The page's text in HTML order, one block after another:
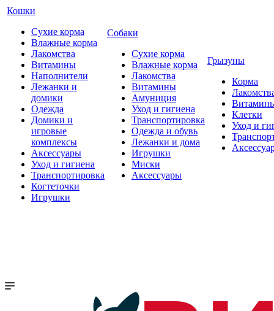
Кошки
Сухие корма
Влажные корма
Лакомства
Витамины
Наполнители
Лежанки и
домики
Одежда
Домики и
игровые
комплексы
Аксессуары
Уход и гигиена
Транспортировка
Когтеточки
Игрушки
Собаки
Сухие корма
Влажные корма
Лакомства
Витамины
Амуниция
Уход и гигиена
Транспортировка
Одежда и обувь
Лежанки и дома
Игрушки
Миски
Аксессуары
Грызуны
Корма
Клетки
Уход и